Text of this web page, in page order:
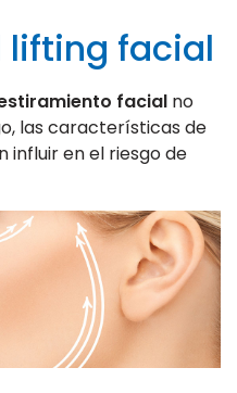
lifting facial
facial no
las características de
influir en el riesgo de